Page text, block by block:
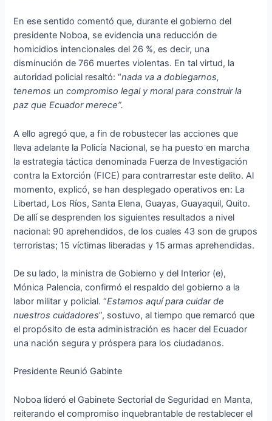
En ese sentido comentó que, durante el gobierno del
presidente Noboa, se evidencia una reducción de
homicidios intencionales del 26 %, es decir, una
disminución de 766 muertes violentas. En tal virtud, la
autoridad policial resaltó: “nada va a doblegarnos,
tenemos un compromiso legal y moral para construir la
paz que Ecuador merece”.
A ello agregó que, a fin de robustecer las acciones que
lleva adelante la Policía Nacional, se ha puesto en marcha
la estrategia táctica denominada Fuerza de Investigación
contra la Extorción (FICE) para contrarrestar este delito. Al
momento, explicó, se han desplegado operativos en: La
Libertad, Los Ríos, Santa Elena, Guayas, Guayaquil, Quito.
De allí se desprenden los siguientes resultados a nivel
nacional: 90 aprehendidos, de los cuales 43 son de grupos
terroristas; 15 víctimas liberadas y 15 armas aprehendidas.
De su lado, la ministra de Gobierno y del Interior (e),
Mónica Palencia, confirmó el respaldo del gobierno a la
labor militar y policial. “Estamos aquí para cuidar de
nuestros cuidadores”, sostuvo, al tiempo que remarcó que
el propósito de esta administración es hacer del Ecuador
una nación segura y próspera para los ciudadanos.
Presidente Reunió Gabinte
Noboa lideró el Gabinete Sectorial de Seguridad en Manta,
reiterando el compromiso inquebrantable de restablecer el